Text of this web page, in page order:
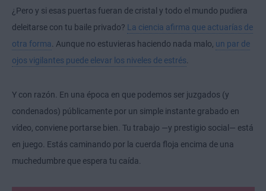
¿Pero y si esas puertas fueran de cristal y todo el mundo pudiera
deleitarse con tu baile privado? La ciencia afirma que actuarías de
otra forma. Aunque no estuvieras haciendo nada malo, un par de
ojos vigilantes puede elevar los niveles de estrés.
Y con razón. En una época en que podemos ser juzgados (y
condenados) públicamente por un simple instante grabado en
vídeo, conviene portarse bien. Tu trabajo —y prestigio social— está
en juego. Estás caminando por la cuerda floja encima de una
muchedumbre que espera tu caída.